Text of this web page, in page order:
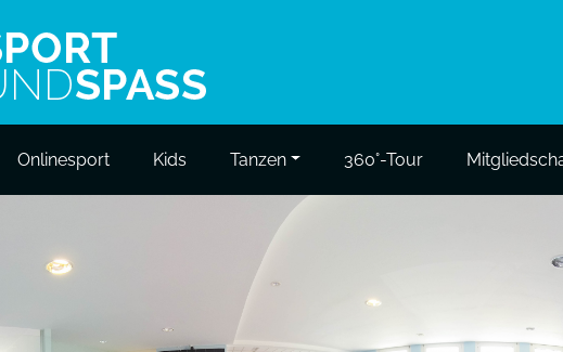
Onlinesport Kids Tanzen 360°-Tour